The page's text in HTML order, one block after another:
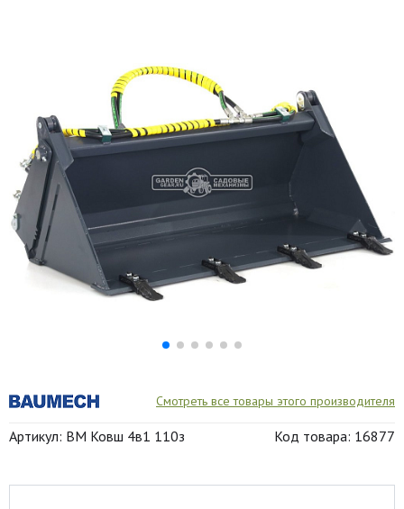
Смотреть все товары этого производителя
Артикул: BM Ковш 4в1 110з Код товара: 16877